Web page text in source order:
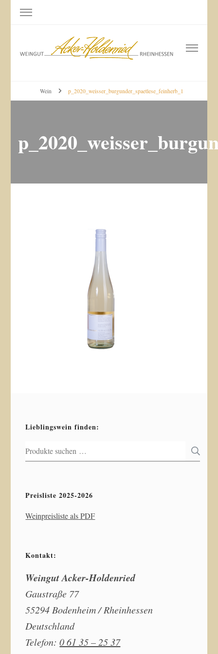
Weingut Acker-Holdenried
Bodenheim RHEINHESSEN
Wein p_2020_weisser_burgunder_spaetlese_feinherb_1
Lieblingswein finden:
Suchen
nach:
Preisliste 2025-2026
Weinpreisliste als PDF
Kontakt:
Weingut Acker-Holdenried
Gaustraße 77
55294 Bodenheim / Rheinhessen
Deutschland
Telefon:0 61 35 – 25 37